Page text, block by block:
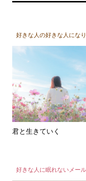
好きな人の好きな人にな
君と生きていく
好きな人に眠れないメール